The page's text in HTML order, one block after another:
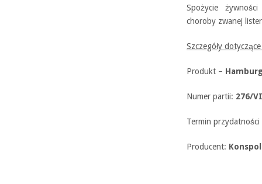
Spożycie
choroby zwanej
Szczegóły
Produkt –
Numer partii: 276/VI
Termin
Producent: